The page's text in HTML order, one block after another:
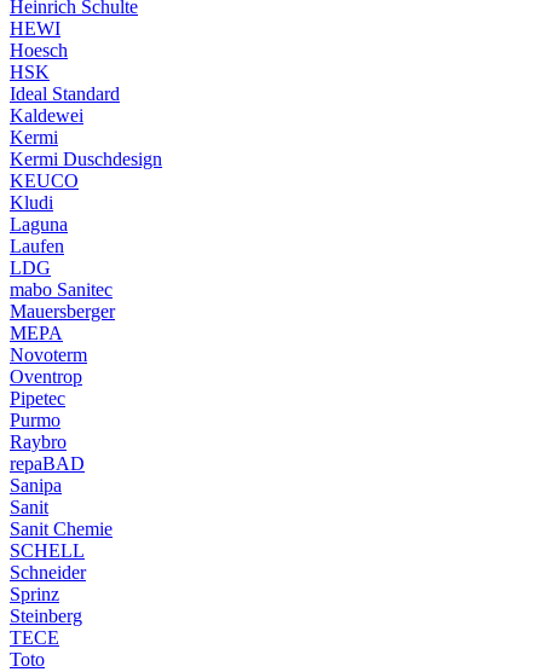
Heinrich Schulte
HEWI
Hoesch
HSK
Ideal Standard
Kaldewei
Kermi
Kermi Duschdesign
KEUCO
Kludi
Laguna
Laufen
LDG
mabo Sanitec
Mauersberger
MEPA
Novoterm
Oventrop
Pipetec
Purmo
Raybro
repaBAD
Sanipa
Sanit
Sanit Chemie
SCHELL
Schneider
Sprinz
Steinberg
TECE
Toto